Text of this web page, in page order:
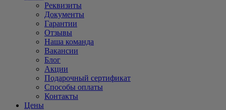
Реквизиты
Документы
Гарантии
Отзывы
Наша команда
Вакансии
Блог
Акции
Подарочный сертификат
Способы оплаты
Контакты
Цены